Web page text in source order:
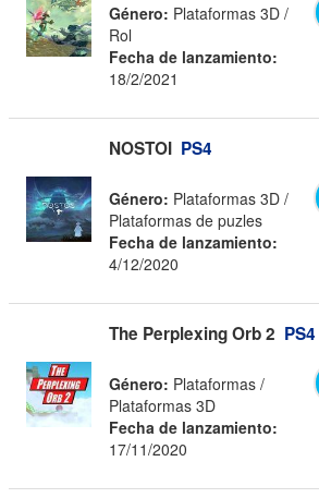
Género: Plataformas 3D /
Rol
Fecha de lanzamiento:
18/2/2021
NOSTOI PS4
Género: Plataformas 3D /
Plataformas de puzles
Fecha de lanzamiento:
4/12/2020
The Perplexing Orb 2 PS4
Género: Plataformas /
Plataformas 3D
Fecha de lanzamiento:
17/11/2020